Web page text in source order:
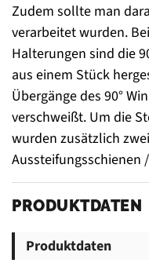
Zudem sollte man
verarbeitet wurden.
Halterungen sind die
aus einem Stück
Übergänge des 90°
verschweißt. Um die
wurden zusätzlich
Aussteifungsschienen
PRODUKTDATEN
Produktdaten